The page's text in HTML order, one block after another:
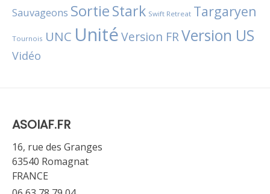
Sauvageons SortieStark Swift Retreat Targaryen
Tournois UNC UnitéVersion FRVersion US
Vidéo
ASOIAF.FR
16, rue des Granges
63540 Romagnat
FRANCE